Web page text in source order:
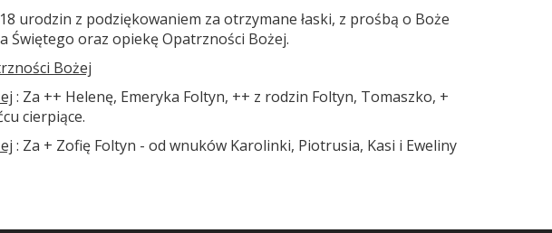
urodzin z podziękowaniem za otrzymane łaski, z prośbą o Boże
Świętego oraz opiekę Opatrzności Bożej.
Bożej
: Za ++ Helenę, Emeryka Foltyn, ++ z rodzin Foltyn, Tomaszko, +
cierpiące.
: Za + Zofię Foltyn - od wnuków Karolinki, Piotrusia, Kasi i Eweliny